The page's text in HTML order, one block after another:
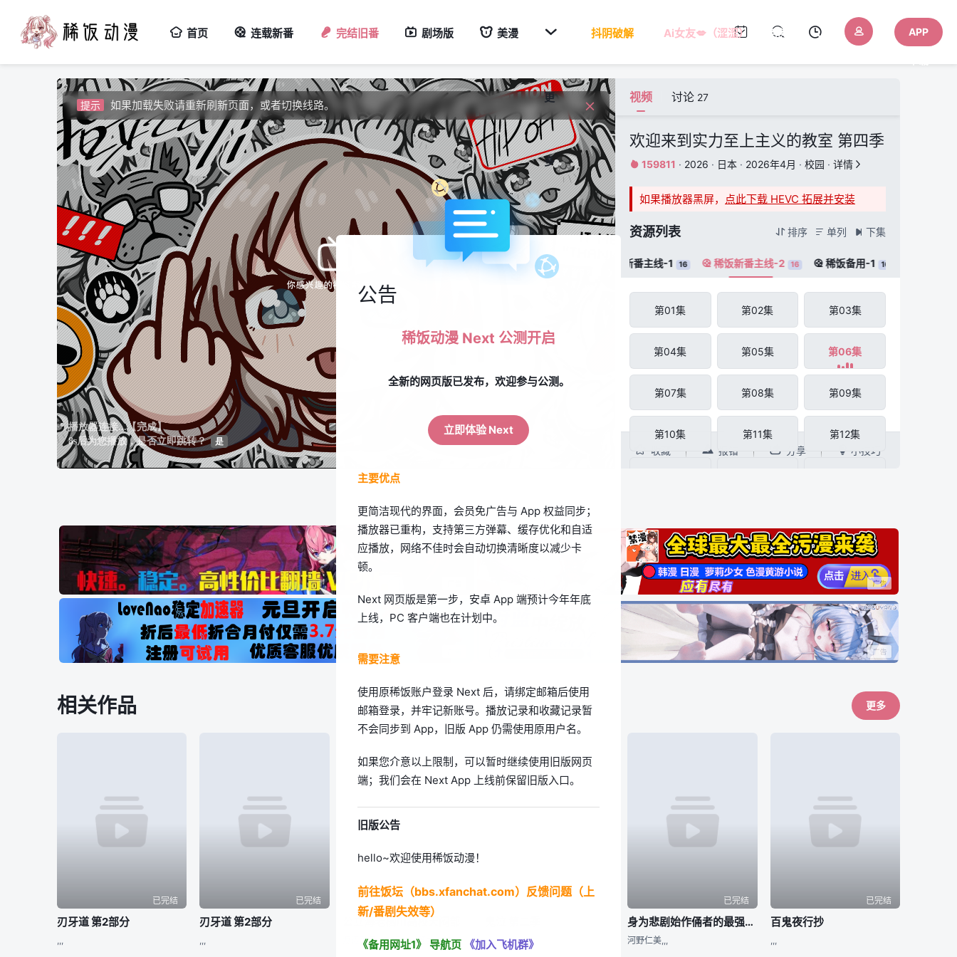
首页 连载新番 完结旧番 剧场版 美漫 
更
多
抖阴破解 Ai女友💋（涩涩） AI色色 APP
提示 如果无法播放请安装HEVC拓展，具体请百度
提示 如果加载失败请重新刷新页面，或者切换线路。
提示 视频载入速度跟网速有关，请耐心等待几秒钟。
提示 如果无法播放请安装HEVC拓展，具体请百度
视频 讨论 27
欢迎来到实力至上主义的教室 第四季
 159811 · 2026 · 日本 · 2026年4月 · 校园 · 详情 
 收藏  报错  分享  小技巧
如果播放器黑屏， 点此下载 HEVC 拓展并安装
资源列表  排序  单列  下集
稀饭新番主线-1 16  稀饭新番主线-2 16  稀饭备用-1 16
第01集 第02集 第03集
第04集 第05集 第06集
第07集 第08集 第09集
第10集 第11集 第12集
相关作品 更多
已完结
刃牙道 第2部分
,,,
已完结
刃牙道 第2部分
,,,
公立海老栖川高校天闷部
渡辺敦子,,,东润一、笠井美枝
已完结
,,,
已完结
身为悲剧始作俑者的最强邪恶BOSS女王为民竭心尽力。 第二季
河野仁美,,,
已完结
百鬼夜行抄
,,,
公告
稀饭动漫 Next 公测开启
全新的网页版已发布，欢迎参与公测。
立即体验 Next
主要优点
更简洁现代的界面，会员免广告与 App 权益同步；
播放器已重构，支持第三方弹幕、缓存优化和自适
应播放，网络不佳时会自动切换清晰度以减少卡
顿。
Next 网页版是第一步，安卓 App 端预计今年年底
上线，PC 客户端也在计划中。
需要注意
使用原稀饭账户登录 Next 后，请绑定邮箱后使用
邮箱登录，并牢记新账号。播放记录和收藏记录暂
不会同步到 App，旧版 App 仍需使用原用户名。
如果您介意以上限制，可以暂时继续使用旧版网页
端；我们会在 Next App 上线前保留旧版入口。
旧版公告
hello~欢迎使用稀饭动漫！
前往饭坛（bbs.xfanchat.com）反馈问题（上
新/番剧失效等）
《备用网址1》 导航页 《加入飞机群》